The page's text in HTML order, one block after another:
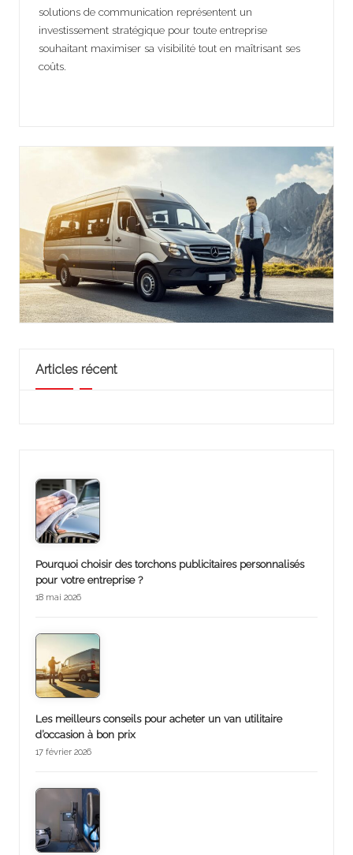
solutions de communication représentent un
investissement stratégique pour toute entreprise
souhaitant maximiser sa visibilité tout en maîtrisant ses
coûts.
Articles récent
Pourquoi choisir des torchons publicitaires personnalisés
pour votre entreprise ?
18 mai 2026
Les meilleurs conseils pour acheter un van utilitaire
d’occasion à bon prix
17 février 2026